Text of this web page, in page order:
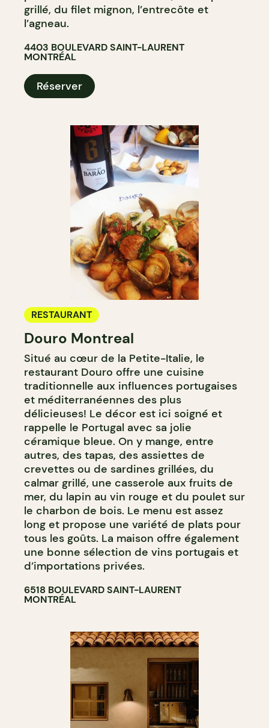
grillé, du filet mignon, l’entrecôte et
l’agneau.
4403 BOULEVARD SAINT-LAURENT
MONTRÉAL
Réserver
RESTAURANT
Douro Montreal
Situé au cœur de la Petite-Italie, le
restaurant Douro offre une cuisine
traditionnelle aux influences portugaises
et méditerranéennes des plus
délicieuses! Le décor est ici soigné et
rappelle le Portugal avec sa jolie
céramique bleue. On y mange, entre
autres, des tapas, des assiettes de
crevettes ou de sardines grillées, du
calmar grillé, une casserole aux fruits de
mer, du lapin au vin rouge et du poulet sur
le charbon de bois. Le menu est assez
long et propose une variété de plats pour
tous les goûts. La maison offre également
une bonne sélection de vins portugais et
d’importations privées.
6518 BOULEVARD SAINT-LAURENT
MONTRÉAL